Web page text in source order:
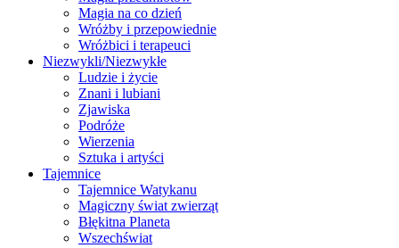
Magia na co dzień
Wróżby i przepowiednie
Wróżbici i terapeuci
Niezwykli/Niezwykłe
Ludzie i życie
Znani i lubiani
Zjawiska
Podróże
Wierzenia
Sztuka i artyści
Tajemnice
Tajemnice Watykanu
Magiczny świat zwierząt
Błękitna Planeta
Wszechświat